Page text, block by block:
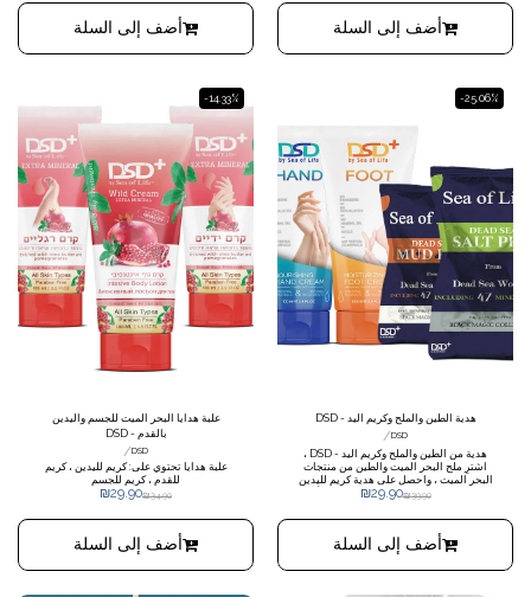
أضف إلى السلة أضف إلى السلة
-25.06%
هدية الطين والملح وكريم اليد - DSD
DSD
/
هدية من الطين والملح وكريم اليد - DSD ،
اشترِ ملح البحر الميت والطين من منتجات
البحر الميت ، واحصل على هدية كريم لليدين
والقدمين ، واطلب 5 مجموعات على الأقل ₪39.90
₪29.90
أضف إلى السلة
-14.33%
علبة هدايا البحر الميت للجسم واليدين
بالقدم - DSD
DSD
/
علبة هدايا تحتوي على: كريم لليدين ، كريم
للقدم ، كريم للجسم
₪34.90
₪29.90
أضف إلى السلة